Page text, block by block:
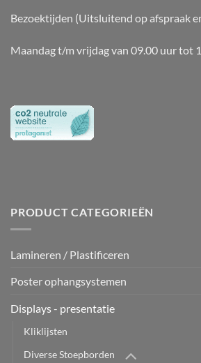
Bezoektijden (Uitsluitend op afspraak
Maandag t/m vrijdag van 09.00 uur tot
PRODUCT CATEGORIEËN
Lamineren / Plastificeren
Poster ophangsystemen
Displays - presentatie
Kliklijsten
Diverse Stoepborden